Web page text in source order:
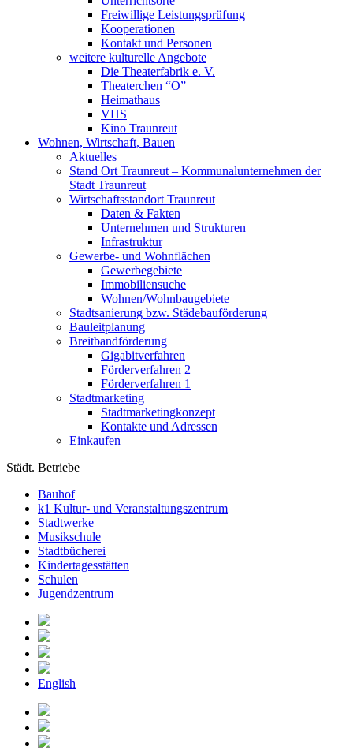
Freiwillige Leistungsprüfung
Kooperationen
Kontakt und Personen
weitere kulturelle Angebote
Die Theaterfabrik e. V.
Theaterchen “O”
Heimathaus
VHS
Kino Traunreut
Wohnen, Wirtschaft, Bauen
Aktuelles
Stand Ort Traunreut – Kommunalunternehmen der
Stadt Traunreut
Wirtschaftsstandort Traunreut
Daten & Fakten
Unternehmen und Strukturen
Infrastruktur
Gewerbe- und Wohnflächen
Gewerbegebiete
Immobiliensuche
Wohnen/Wohnbaugebiete
Stadtsanierung bzw. Städebauförderung
Bauleitplanung
Breitbandförderung
Gigabitverfahren
Förderverfahren 2
Förderverfahren 1
Stadtmarketing
Stadtmarketingkonzept
Kontakte und Adressen
Einkaufen
Städt. Betriebe
Bauhof
k1 Kultur- und Veranstaltungszentrum
Stadtwerke
Musikschule
Stadtbücherei
Kindertagesstätten
Schulen
Jugendzentrum
English